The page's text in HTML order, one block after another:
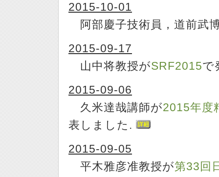
2015-10-01
阿部慶子技術員，道前武
2015-09-17
山中将教授がSRF2015で
2015-09-06
久米達哉講師が2015年度
表しました.
2015-09-05
平木雅彦准教授が第33回